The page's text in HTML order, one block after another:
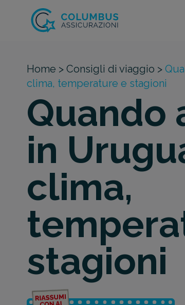
Home > Consigli di viaggio >
clima, temperature e stagioni
Quando
in
clima,
stagioni